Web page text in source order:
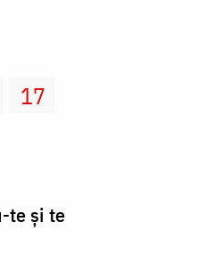
17
te şi te